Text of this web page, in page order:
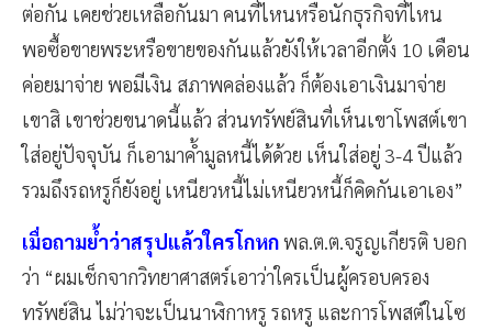
ต่อกัน เคยช่วยเหลือกันมา คนที่ไหนหรือนักธุรกิจที่ไหน
พอซื้อขายพระหรือขายของกันแล้วยังให้เวลาอีกตั้ง 10 เดือน
ค่อยมาจ่าย พอมีเงิน สภาพคล่องแล้ว ก็ต้องเอาเงินมาจ่าย
เขาสิ เขาช่วยขนาดนี้แล้ว ส่วนทรัพย์สินที่เห็นเขาโพสต์เขา
ใส่อยู่ปัจจุบัน ก็เอามาค้ำมูลหนี้ได้ด้วย เห็นใส่อยู่ 3-4 ปีแล้ว
รวมถึงรถหรูก็ยังอยู่ เหนียวหนี้ไม่เหนียวหนี้ก็คิดกันเอาเอง”
เมื่อถามย้ำว่าสรุปแล้วใครโกหกพล.ต.ต.จรูญเกียรติ บอก
ว่า “ผมเช็กจากวิทยาศาสตร์เอาว่าใครเป็นผู้ครอบครอง
ทรัพย์สิน ไม่ว่าจะเป็นนาฬิกาหรู รถหรู และการโพสต์ในโซ